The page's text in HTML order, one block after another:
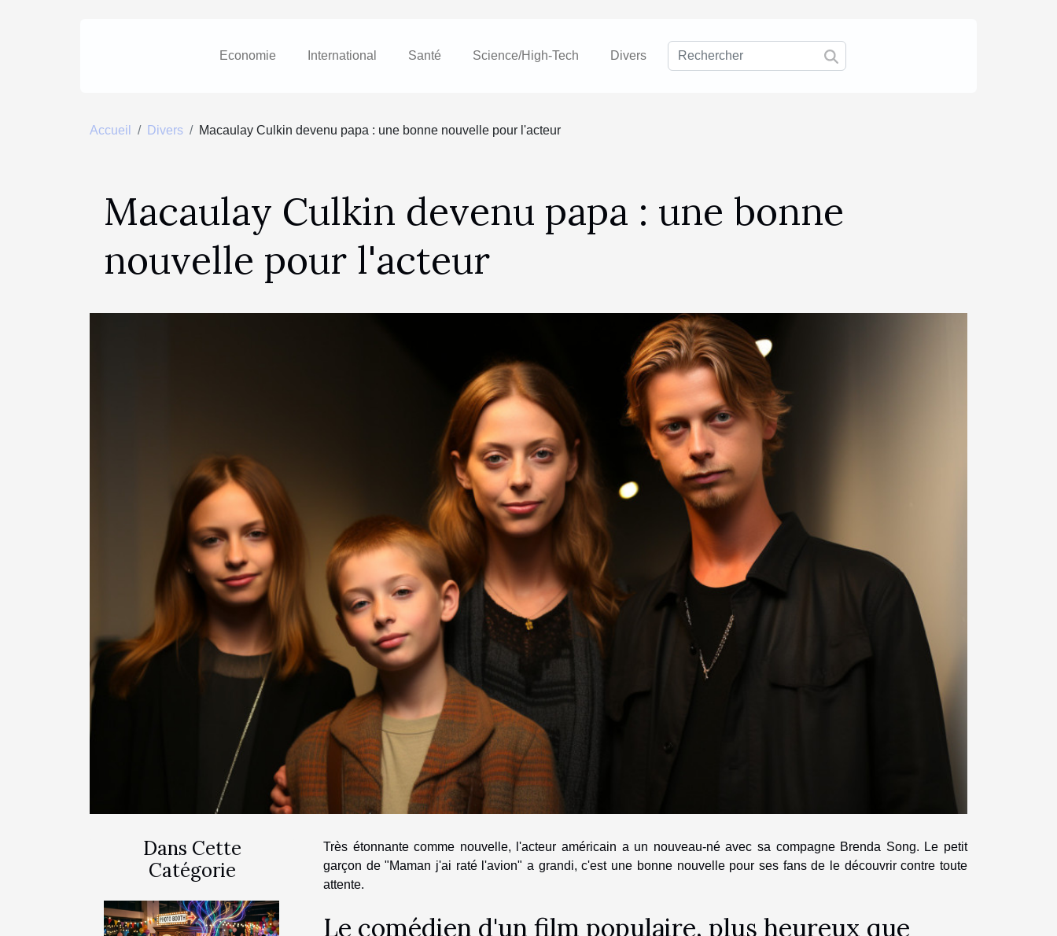
Economie International Santé Science/High-Tech Divers
Accueil Divers Macaulay Culkin devenu papa : une bonne nouvelle pour l'acteur
Macaulay Culkin devenu papa : une bonne
nouvelle pour l'acteur
Dans Cette
Catégorie
Très étonnante comme nouvelle, l'acteur américain a un nouveau-né avec sa compagne Brenda Song. Le petit
garçon de "Maman j'ai raté l'avion" a grandi, c'est une bonne nouvelle pour ses fans de le découvrir contre toute
attente.
Le comédien d'un film populaire, plus heureux que